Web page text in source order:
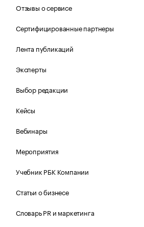
Отзывы о сервисе
Сертифицированные партнеры
Лента публикаций
Эксперты
Выбор редакции
Кейсы
Вебинары
Мероприятия
Учебник РБК Компании
Статьи о бизнесе
Словарь PR и маркетинга